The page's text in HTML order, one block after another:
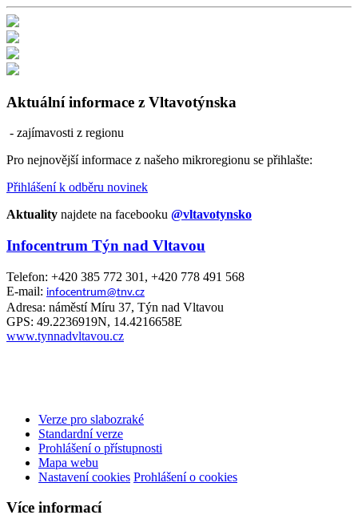
Aktuální informace z Vltavotýnska
- zajímavosti z regionu
Pro nejnovější informace z našeho mikroregionu se přihlašte:
Přihlášení k odběru novinek
Aktuality najdete na facebooku @vltavotynsko
Infocentrum Týn nad Vltavou
Telefon: +420 385 772 301, +420 778 491 568
E-mail: infocentrum@tnv.cz
Adresa: náměstí Míru 37, Týn nad Vltavou
GPS: 49.2236919N, 14.4216658E
www.tynnadvltavou.cz
Verze pro slabozraké
Standardní verze
Prohlášení o přístupnosti
Mapa webu
Nastavení cookies Prohlášení o cookies
Více informací